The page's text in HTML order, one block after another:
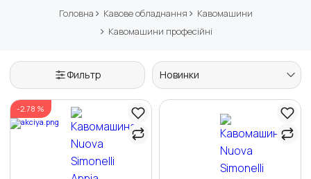
Головна Кавове обладнання
Кавомашини
Кавомашини професійні
Фильтр Новинки
-2.78 %